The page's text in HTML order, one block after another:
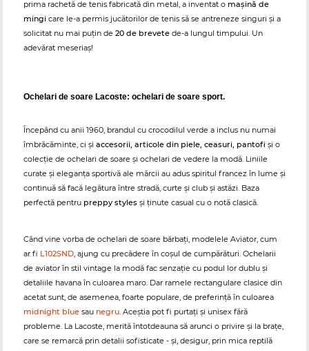
prima rachetă de tenis fabricată din metal, a inventat o mașină de
mingi care le-a permis jucătorilor de tenis să se antreneze singuri și a
solicitat nu mai puțin de 20 de brevete de-a lungul timpului. Un
adevărat meseriaș!
Ochelari de soare Lacoste: ochelari de soare sport.
Începând cu anii 1960, brandul cu crocodilul verde a inclus nu numai
îmbrăcăminte, ci și accesorii, articole din piele, ceasuri, pantofi și o
colecție de ochelari de soare și ochelari de vedere la modă. Liniile
curate și eleganța sportivă ale mărcii au adus spiritul francez în lume și
continuă să facă legătura între stradă, curte și club și astăzi. Baza
perfectă pentru preppy styles și ținute casual cu o notă clasică.
Când vine vorba de ochelari de soare bărbați, modelele Aviator, cum
ar fi L102SND, ajung cu precădere în coșul de cumpărături. Ochelarii
de aviator în stil vintage la modă fac senzație cu podul lor dublu și
detaliile havana în culoarea maro. Dar ramele rectangulare clasice din
acetat sunt, de asemenea, foarte populare, de preferință în culoarea
midnight blue sau negru. Aceștia pot fi purtați și unisex fără
probleme. La Lacoste, merită întotdeauna să arunci o privire și la brațe,
care se remarcă prin detalii sofisticate - și, desigur, prin mica reptilă